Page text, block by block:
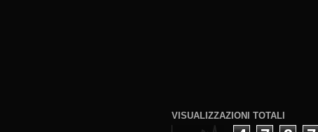
VISUALIZZAZIONI TOTALI